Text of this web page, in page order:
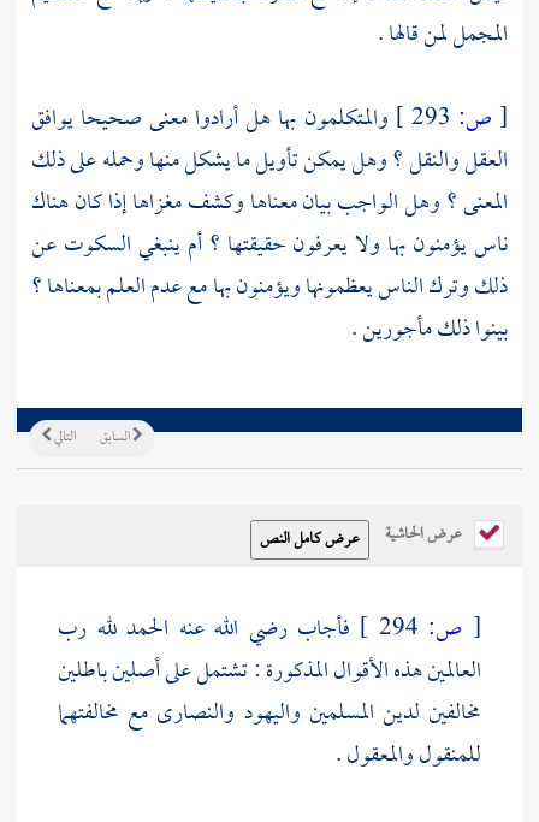
المجمل لمن قالها .
[ص:
والمتكلمون بها هل أرادوا معنى صحيحا يوافق
العقل والنقل ؟ وهل يمكن تأويل ما يشكل منها وحمله على ذلك
المعنى ؟ وهل الواجب بيان معناها وكشف مغزاها إذا كان هناك
ناس يؤمنون بها ولا يعرفون حقيقتها ؟ أم ينبغي السكوت عن
ذلك وترك الناس يعظمونها ويؤمنون بها مع عدم العلم بمعناها ؟
بينوا ذلك مأجورين .
التالي السابق
عرض الحاشية
[ ص:
فأجاب رضي الله عنه الحمد لله رب
العالمين هذه الأقوال المذكورة : تشتمل على أصلين باطلين
مخالفين لدين المسلمين واليهود والنصارى مع مخالفتهما
للمنقول والمعقول .